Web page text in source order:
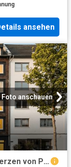
ansehen
Foto anschauen
Helle Stadtwohnung mit Aufzug im Herzen von Pempelfort